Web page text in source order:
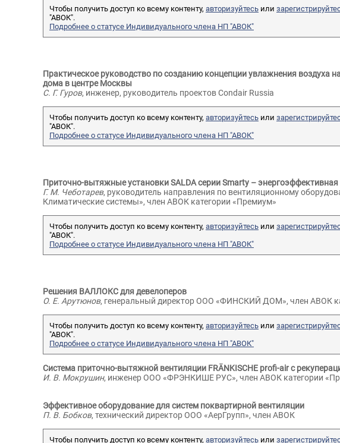
Чтобы получить доступ ко всему контенту, авторизуйтесь или
"АВОК".
Подробнее о статусе Индивидуального члена НП "АВОК"
Практическое руководство по созданию концепции увлажнения воздуха
дома в центре Москвы
С. Г. Гуров, инженер, руководитель проектов Condair Russia
Чтобы получить доступ ко всему контенту, авторизуйтесь или
"АВОК".
Подробнее о статусе Индивидуального члена НП "АВОК"
Приточно-вытяжные установки SALDA серии Smarty –
Г. М. Чеботарев, руководитель направления по вентиляционному
Климатические системы», член АВОК категории «Премиум»
Чтобы получить доступ ко всему контенту, авторизуйтесь или
"АВОК".
Подробнее о статусе Индивидуального члена НП "АВОК"
Решения ВАЛЛОКС для девелоперов
О. Е. Арутюнов, генеральный директор ООО «ФИНСКИЙ ДОМ», член АВОК
Чтобы получить доступ ко всему контенту, авторизуйтесь или
"АВОК".
Подробнее о статусе Индивидуального члена НП "АВОК"
Система приточно-вытяжной вентиляции FRÄNKISCHE profi-air с
И. В. Мокрушин, инженер ООО «ФРЭНКИШЕ РУС», член АВОК категории
Эффективное оборудование для систем поквартирной вентиляции
П. В. Бобков, технический директор ООО «АерГрупп», член АВОК
Чтобы получить доступ ко всему контенту, авторизуйтесь или
Мансуров Рустам
Шамильевич
вентиляции,
«Новосибирский
государственный
архитектурно-
строительный
университет (Сибстрин)»
АТТЕСТОВАН
руководитель группы
инженеров ОВ, «WE-ON»